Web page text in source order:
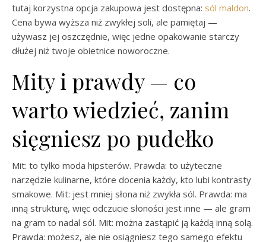
tutaj korzystna opcja zakupowa jest dostępna: sól maldon.
Cena bywa wyższa niż zwykłej soli, ale pamiętaj —
używasz jej oszczędnie, więc jedne opakowanie starczy
dłużej niż twoje obietnice noworoczne.
Mity i prawdy — co
warto wiedzieć, zanim
sięgniesz po pudełko
Mit: to tylko moda hipsterów. Prawda: to użyteczne
narzędzie kulinarne, które docenia każdy, kto lubi kontrasty
smakowe. Mit: jest mniej słona niż zwykła sól. Prawda: ma
inną strukturę, więc odczucie słoności jest inne — ale gram
na gram to nadal sól. Mit: można zastąpić ją każdą inną solą.
Prawda: możesz, ale nie osiągniesz tego samego efektu